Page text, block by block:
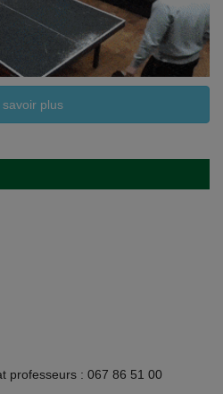
savoir plus
professeurs : 067 86 51 00